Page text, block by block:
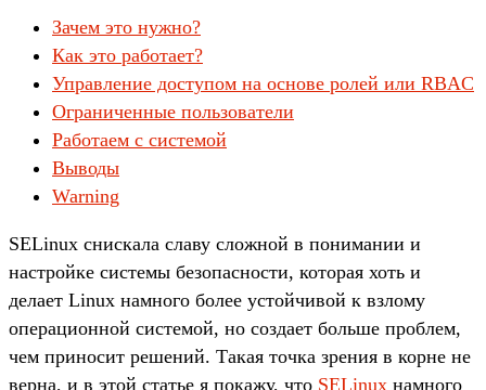
Зачем это нужно?
Как это работает?
Управление доступом на основе ролей или RBAC
Ограниченные пользователи
Работаем с системой
Выводы
Warning
SELinux снискала славу сложной в понимании и
настройке системы безопасности, которая хоть и
делает Linux намного более устойчивой к взлому
операционной системой, но создает больше проблем,
чем приносит решений. Такая точка зрения в корне не
верна, и в этой статье я покажу, что SELinux намного